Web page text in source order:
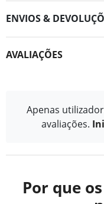
ENVIOS &
AVALIAÇÕES
Apenas
avaliações.
Por que